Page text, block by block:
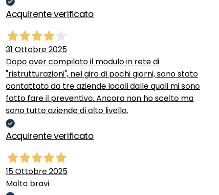
Acquirente verificato
31 Ottobre 2025
Dopo aver compilato il modulo in rete di
"ristrutturazioni", nel giro di pochi giorni, sono stato
contattato da tre aziende locali dalle quali mi sono
fatto fare il preventivo. Ancora non ho scelto ma
sono tutte aziende di alto livello.
Acquirente verificato
15 Ottobre 2025
Molto bravi